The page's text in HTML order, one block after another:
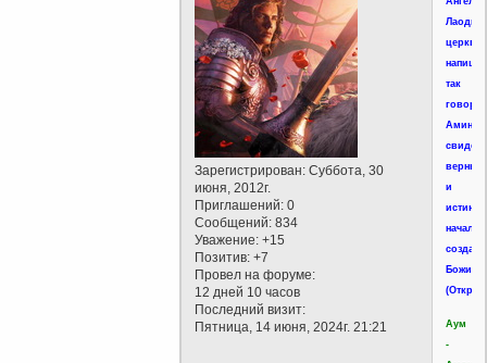
Зарегистрирован: Суббота, 30
июня, 2012г.
Приглашений: 0
Сообщений: 834
Уважение: +15
Позитив: +7
Провел на форуме:
12 дней 10 часов
Последний визит:
Пятница, 14 июня, 2024г. 21:21
церкви
напиши:
так
говорит
Аминь,
верный
и
начало
Божия.
Аум
-